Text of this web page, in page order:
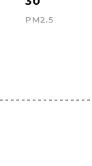
PM2.5